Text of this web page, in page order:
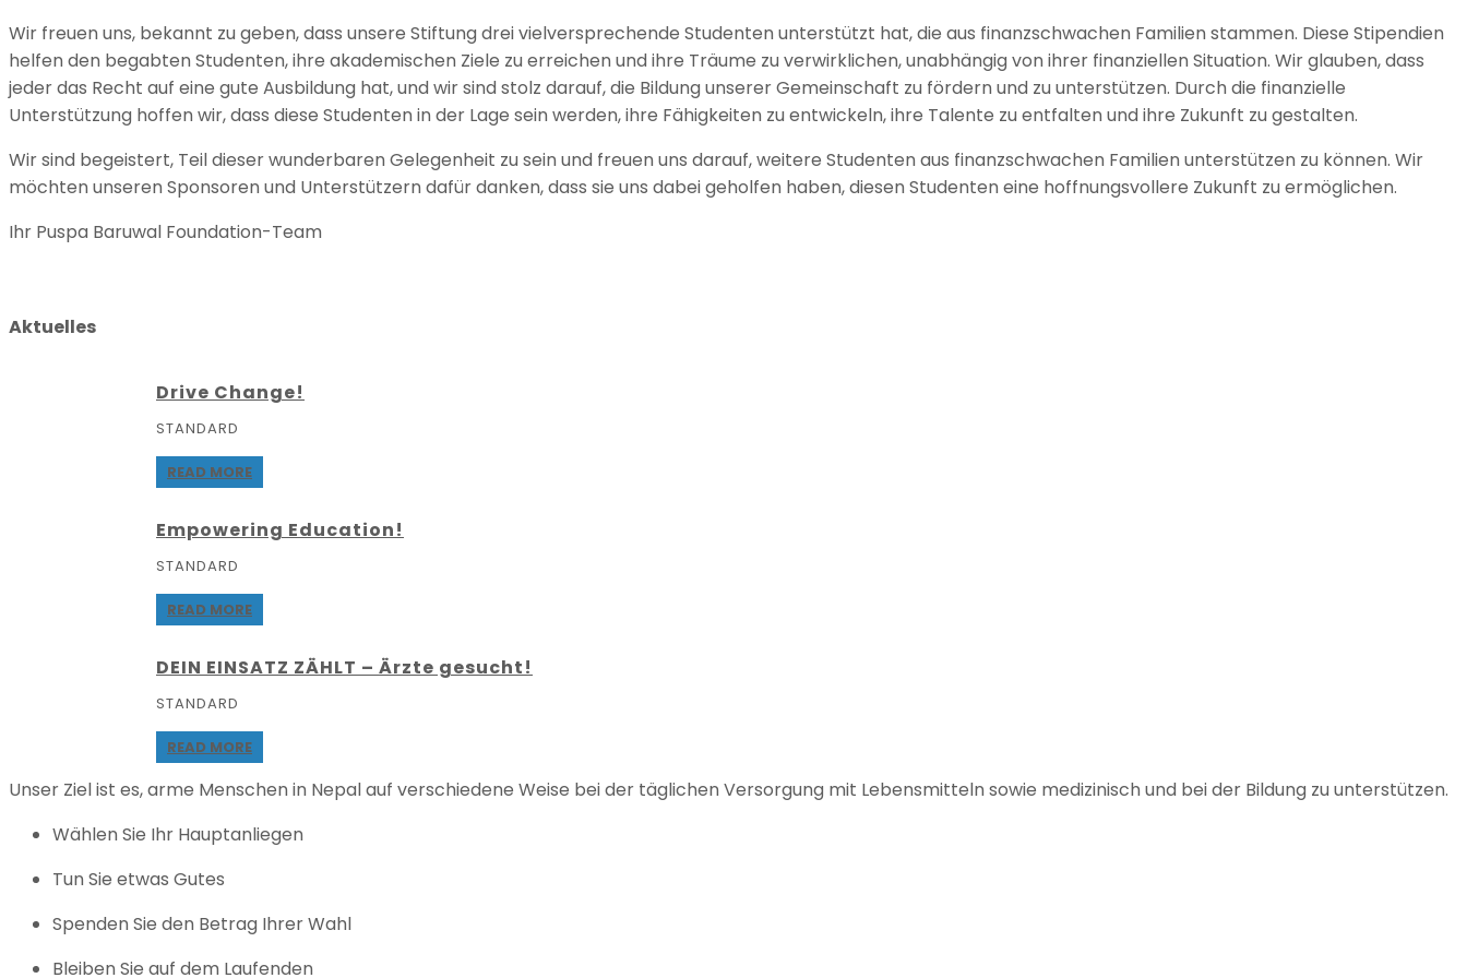
Wir freuen uns, bekannt zu geben, dass unsere Stiftung drei vielversprechende Studenten unterstützt hat, die aus finanzschwachen Familien stammen. Diese Stipendien
helfen den begabten Studenten, ihre akademischen Ziele zu erreichen und ihre Träume zu verwirklichen, unabhängig von ihrer finanziellen Situation. Wir glauben, dass
jeder das Recht auf eine gute Ausbildung hat, und wir sind stolz darauf, die Bildung unserer Gemeinschaft zu fördern und zu unterstützen. Durch die finanzielle
Unterstützung hoffen wir, dass diese Studenten in der Lage sein werden, ihre Fähigkeiten zu entwickeln, ihre Talente zu entfalten und ihre Zukunft zu gestalten.
Wir sind begeistert, Teil dieser wunderbaren Gelegenheit zu sein und freuen uns darauf, weitere Studenten aus finanzschwachen Familien unterstützen zu können. Wir
möchten unseren Sponsoren und Unterstützern dafür danken, dass sie uns dabei geholfen haben, diesen Studenten eine hoffnungsvollere Zukunft zu ermöglichen.
Ihr Puspa Baruwal Foundation-Team
Aktuelles
Drive Change!
STANDARD
READ MORE
Empowering Education!
STANDARD
READ MORE
DEIN EINSATZ ZÄHLT – Ärzte gesucht!
STANDARD
READ MORE
Unser Ziel ist es, arme Menschen in Nepal auf verschiedene Weise bei der täglichen Versorgung mit Lebensmitteln sowie medizinisch und bei der Bildung zu unterstützen.
Wählen Sie Ihr Hauptanliegen
Tun Sie etwas Gutes
Spenden Sie den Betrag Ihrer Wahl
Bleiben Sie auf dem Laufenden